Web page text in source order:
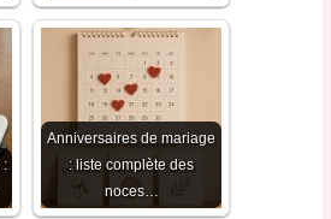
:
Anniversaires de mariage
: liste complète des
noces…